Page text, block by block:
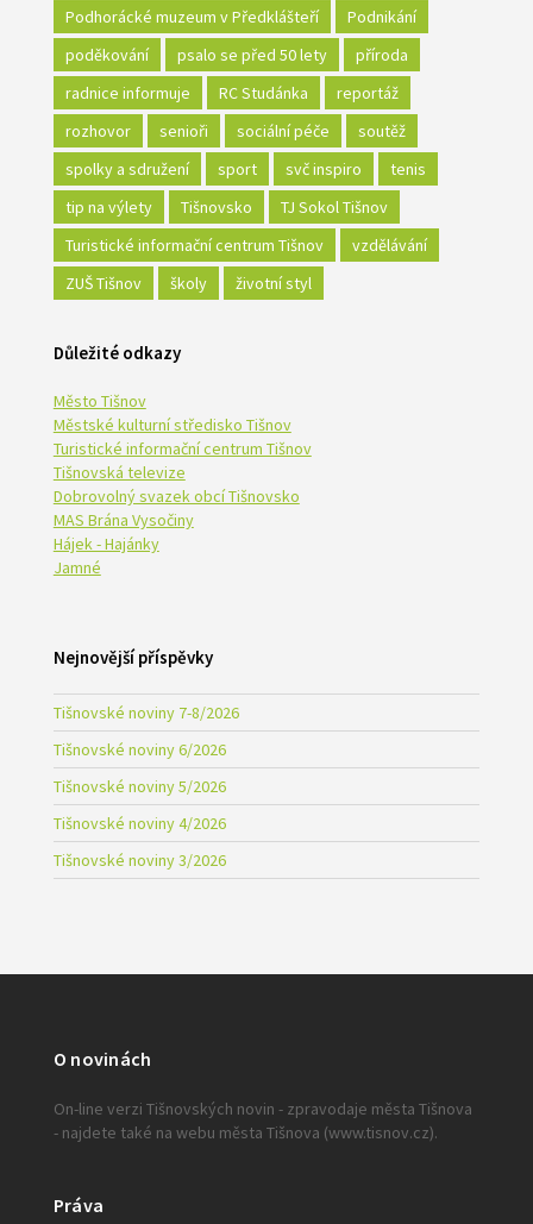
Podhorácké muzeum v Předklášteří
Podnikání
poděkování
psalo se před 50 lety
příroda
radnice informuje
RC Studánka
reportáž
rozhovor
senioři sociální péče
soutěž
spolky a sdružení
sport svč inspiro
tenis
tip na výlety
Tišnovsko
TJ Sokol Tišnov
Turistické informační centrum Tišnov
vzdělávání
ZUŠ Tišnov
školy životní styl
Důležité odkazy
Město Tišnov
Městské kulturní středisko Tišnov
Turistické informační centrum Tišnov
Tišnovská televize
Dobrovolný svazek obcí Tišnovsko
MAS Brána Vysočiny
Hájek - Hajánky
Jamné
Nejnovější příspěvky
Tišnovské noviny 7-8/2026
Tišnovské noviny 6/2026
Tišnovské noviny 5/2026
Tišnovské noviny 4/2026
Tišnovské noviny 3/2026
O novinách
On-line verzi Tišnovských novin - zpravodaje města Tišnova
- najdete také na webu města Tišnova (www.tisnov.cz).
Práva